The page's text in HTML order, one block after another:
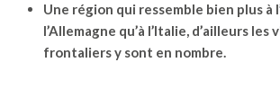
Une région qui ressemble bien plus à
l’Allemagne qu’à l’Italie, d’ailleurs les
frontaliers y sont en nombre.